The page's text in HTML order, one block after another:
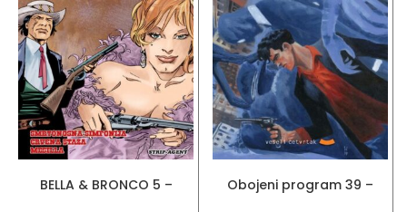
BELLA & BRONCO 5 –
Obojeni program 39 –